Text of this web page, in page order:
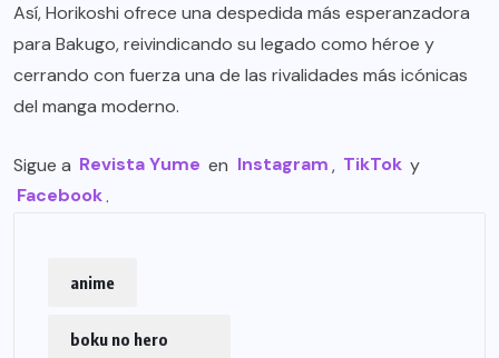
Así, Horikoshi ofrece una despedida más esperanzadora
para Bakugo, reivindicando su legado como héroe y
cerrando con fuerza una de las rivalidades más icónicas
del manga moderno.
Sigue a Revista Yume en Instagram, TikTok y
Facebook.
anime
boku no hero